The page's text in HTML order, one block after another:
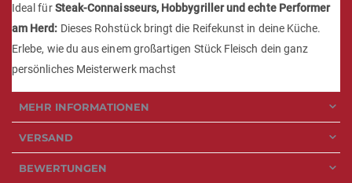
Ideal fürSteak-Connaisseurs, Hobbygriller und echte Performer
am Herd: Dieses Rohstück bringt die Reifekunst in deine Küche.
Erlebe, wie du aus einem großartigen Stück Fleisch dein ganz
persönliches Meisterwerk machst
MEHR INFORMATIONEN
VERSAND
BEWERTUNGEN